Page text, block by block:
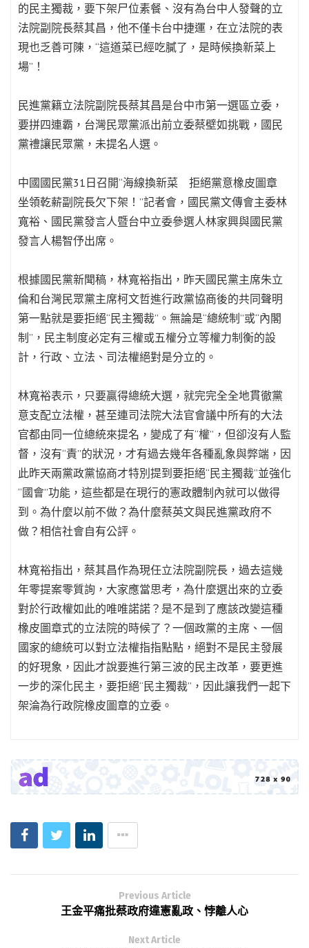
的民主獨裁，要下架尸位素餐、沒有為台中人發聲的立
法院副院長蔡其昌，他不僅卡台中捷運，在立法院的表
現也乏善可陳，“這道菜已經吃膩了，是時候換新菜上
場”！
民進黨籍立法院副院長蔡其昌是台中市第一選區立委，
要拼四連霸，台灣民眾黨派出前立委蔡壁如挑戰，國民
黨禮讓民眾黨，未提名人選。
中國國民黨31日召開“海線換新菜 拒絕黨意橡皮圖章
坐領乾薪副院長欠下架！”記者會，國民黨文傳會主委林
寬裕、國民黨發言人暨台中立委參選人林家興與國民黨
發言人楊智伃出席。
根據國民黨新聞稿，林寬裕指出，昨天國民黨主席朱立
倫和台灣民眾黨主席柯文哲進行政黨協商後的共同聲明
第一點就是要拒絕“民主獨裁”。無論是“總統制”或“內閣
制”，民主制度必定有三權或五權分立等權力制衡的設
計，行政、立法、司法權絕對是分立的。
林寬裕表示，只要贏得總統大選，就完完全全地貫徹黨
意支配立法權，甚至連司法院大法官會議中所有的大法
官都由同一位總統來提名，變成了有“權”，但卻沒有人監
督，沒有“責”的狀況，才有過去幾年各種亂象與弊端，因
此昨天兩黨政黨協商才特別提到要拒絕“民主獨裁”並強化
“國會”功能，這些都是在現行的憲政體制內就可以做得
到。為什麼以前不做？為什麼蔡英文與民進黨政府不
做？相信社會自有公評。
林寬裕指出，蔡其昌作為現任立法院副院長，過去這幾
年零提案零質詢，大家應當思考，為什麼選出來的立委
對於行政權如此的唯唯諾諾？是不是到了應該改變這種
橡皮圖章式的立法院的時候了？一個政黨的主席、一個
國家的總統可以對立法權指指點點，絕對不是民主發展
的好現象，因此才說要進行第三波的民主改革，要更進
一步的深化民主，要拒絕“民主獨裁”，因此讓我們一起下
架淪為行政院橡皮圖章的立委。
Previous Article
王金平痛批蔡政府違憲亂政、悖離人心
Next Article